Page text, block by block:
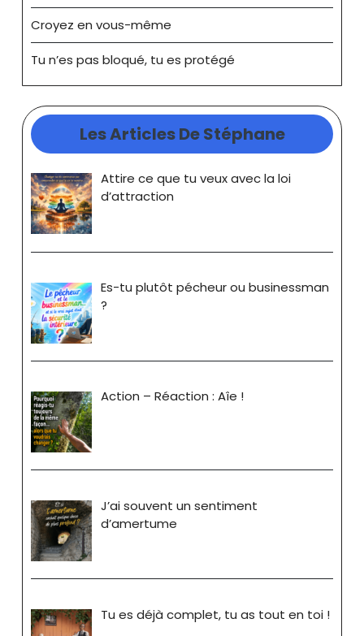
Croyez en vous-même
Tu n’es pas bloqué, tu es protégé
Les Articles De Stéphane
Attire ce que tu veux avec la loi
d’attraction
Es-tu plutôt pécheur ou businessman
?
Action – Réaction : Aîe !
J’ai souvent un sentiment
d’amertume
Tu es déjà complet, tu as tout en toi !